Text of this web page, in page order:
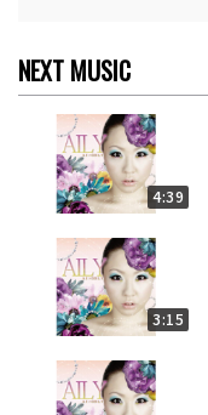
NEXT MUSIC
4:39
3:15